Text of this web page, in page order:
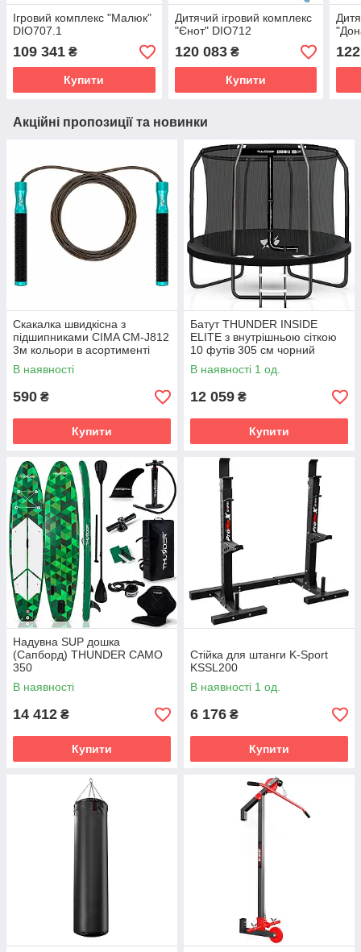
Ігровий комплекс "Малюк"
DIO707.1
109 341 ₴
Купити
Дитячий ігровий комплекс
"Єнот" DIO712
120 083₴
Купити
Акційні пропозиції та новинки
Скакалка швидкісна з
підшипниками CIMA CM-J812
3м кольори в асортименті
В наявності
590 ₴
Купити
Батут THUNDER INSIDE
ELITE з внутрішньою сіткою
10 футів 305 см чорний
В наявності 1 од.
12 059 ₴
Купити
Надувна SUP дошка
(Сапборд) THUNDER CAMO
350
В наявності
14 412 ₴
Купити
Стійка для штанги K-Sport
KSSL200
В наявності 1 од.
6 176 ₴
Купити